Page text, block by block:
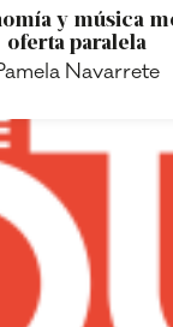
y música
oferta paralela
Navarrete